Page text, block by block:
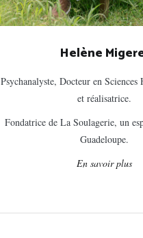
Helène
Psychanalyste, Docteur en Sciences
et réalisatrice.
Fondatrice de La Soulagerie, un
Guadeloupe.
En savoir plus